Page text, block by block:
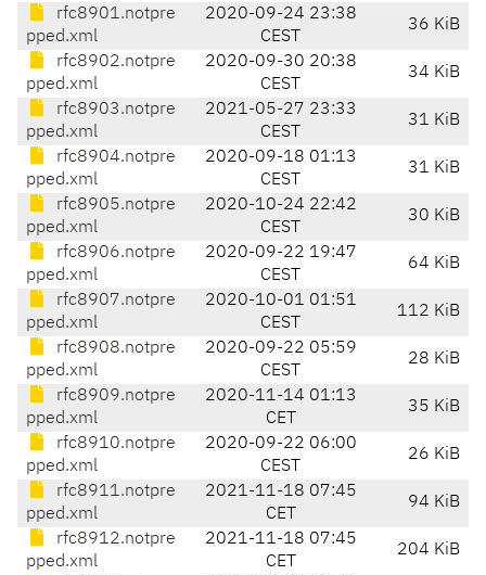
rfc8901.notpre
pped.xml
2020-09-24 23:38
CEST
36 KiB
rfc8902.notpre
pped.xml
2020-09-30 20:38
CEST
34 KiB
rfc8903.notpre
pped.xml
2021-05-27 23:33
CEST
31 KiB
rfc8904.notpre
pped.xml
2020-09-18 01:13
CEST
31 KiB
rfc8905.notpre
pped.xml
2020-10-24 22:42
CEST
30 KiB
rfc8906.notpre
pped.xml
2020-09-22 19:47
CEST
64 KiB
rfc8907.notpre
pped.xml
2020-10-01 01:51
CEST
112 KiB
rfc8908.notpre
pped.xml
2020-09-22 05:59
CEST
28 KiB
rfc8909.notpre
pped.xml
2020-11-14 01:13
CET
35 KiB
rfc8910.notpre
pped.xml
2020-09-22 06:00
CEST
26 KiB
rfc8911.notpre
pped.xml
2021-11-18 07:45
CET
94 KiB
rfc8912.notpre
pped.xml
2021-11-18 07:45
CET
204 KiB